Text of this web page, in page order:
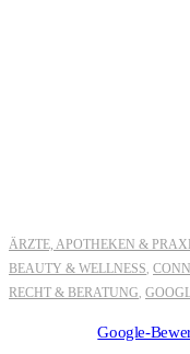
ÄRZTE, APOTHEKEN &
BEAUTY & WELLNESS,
RECHT & BERATUNG,
Google-